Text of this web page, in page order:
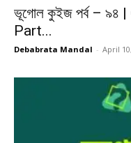
ভূগোল কুইজ পর্ব –
Part...
Debabrata Mandal - April